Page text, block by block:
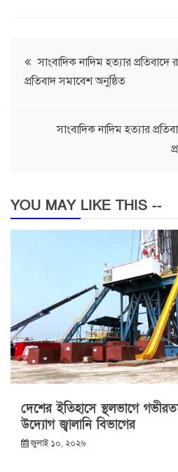
Post
navigation
সাংবাদিক নাদিম হত্যার
প্রতিবাদ সমাবেশ অনুষ্ঠিত
সাংবাদিক নাদিম হত্যার
YOU MAY LIKE THIS --
দেশের ইতিহাসে স্থলভাগে
উদ্যোগ জ্বালানি বিভাগের
জুলাই ১০, ২০২৬